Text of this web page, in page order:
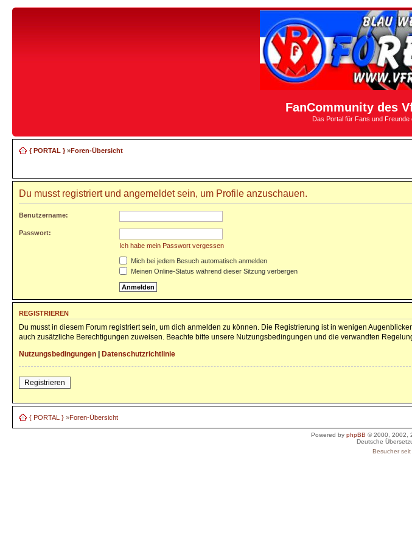
FanCommunity des
Das Portal für Fans und
{ PORTAL }»Foren-Übersicht
Du musst registriert und angemeldet sein, um Profile anzuschauen.
Benutzername:
Passwort:
Ich habe mein Passwort vergessen
Mich bei jedem Besuch automatisch anmelden
Meinen Online-Status während dieser Sitzung verbergen
REGISTRIEREN
Du musst in diesem Forum registriert sein, um dich anmelden zu können. Die Registrierung ist in wenigen
auch zusätzliche Berechtigungen zuweisen. Beachte bitte unsere Nutzungsbedingungen und die verwandten
Nutzungsbedingungen
Datenschutzrichtlinie
Registrieren
{ PORTAL } »Foren-Übersicht
Powered by phpBB © 2000, 2002,
Deutsche
Besucher